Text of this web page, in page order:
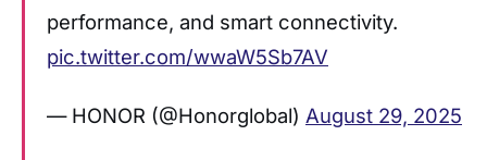
performance, and smart connectivity.
pic.twitter.com/wwaW5Sb7AV
— HONOR (@Honorglobal) August 29, 2025